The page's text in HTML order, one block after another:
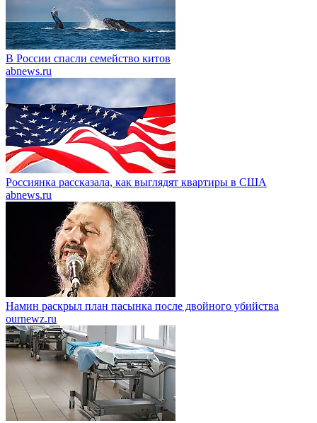
В России спасли семейство китов
abnews.ru
Россиянка рассказала, как выглядят квартиры в США
abnews.ru
Намин раскрыл план пасынка после двойного убийства
ournewz.ru